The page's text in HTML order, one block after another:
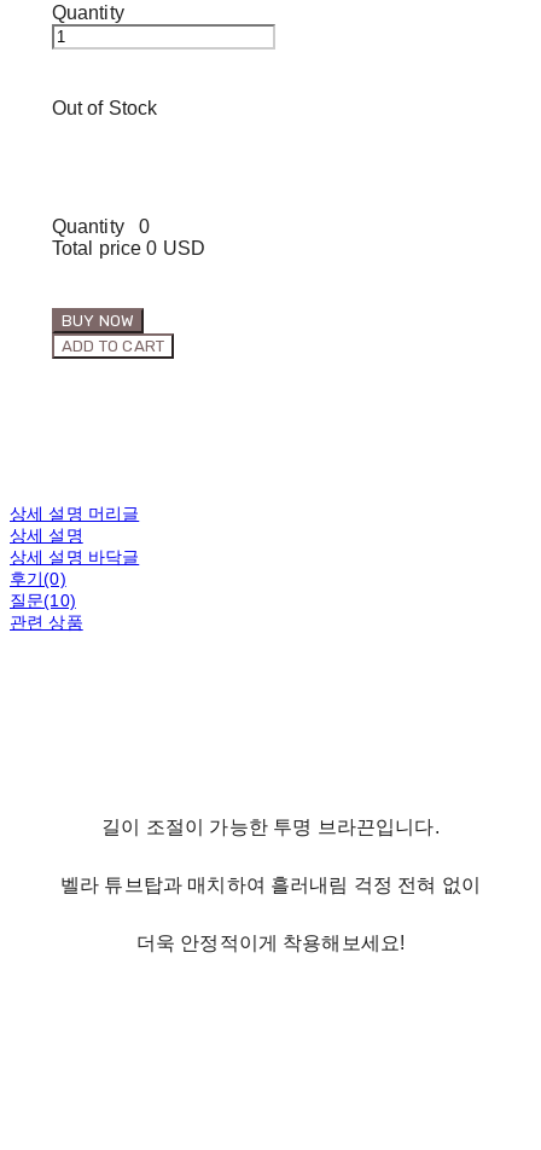
Quantity
Out of Stock
Quantity
0
Total price 0 USD
BUY NOW
ADD TO CART
상세 설명 머리글
상세 설명
상세 설명 바닥글
후기(0)
질문(10)
관련 상품
길이 조절이 가능한 투명 브라끈입니다.
벨라 튜브탑과 매치하여 흘러내림 걱정 전혀 없이
더욱 안정적이게 착용해보세요!